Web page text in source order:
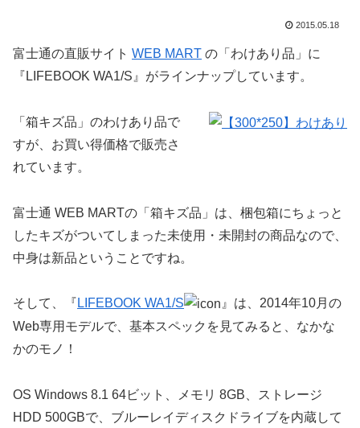
2015.05.18
富士通の直販サイト WEB MART の「わけあり品」に
『LIFEBOOK WA1/S』がラインナップしています。
「箱キズ品」のわけあり品で
すが、お買い得価格で販売さ
れています。
富士通 WEB MARTの「箱キズ品」は、梱包箱にちょっと
したキズがついてしまった未使用・未開封の商品なので、
中身は新品ということですね。
そして、『 LIFEBOOK WA1/S
』は、2014年10月の
Web専用モデルで、基本スペックを見てみると、なかな
かのモノ！
OS Windows 8.1 64ビット、メモリ 8GB、ストレージ
HDD 500GBで、ブルーレイディスクドライブを内蔵して